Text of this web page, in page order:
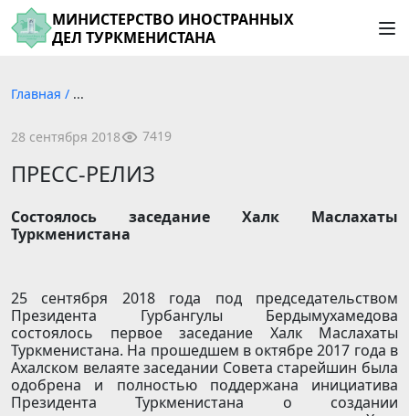
МИНИСТЕРСТВО ИНОСТРАННЫХ
ДЕЛ ТУРКМЕНИСТАНА
Главная / ...
28 сентября 2018 7419
ПРЕСС-РЕЛИЗ
Состоялось заседание Халк Маслахаты
Туркменистана
25 сентября 2018 года под председательством
Президента Гурбангулы Бердымухамедова
состоялось первое заседание Халк Маслахаты
Туркменистана. На прошедшем в октябре 2017 года в
Ахалском велаяте заседании Совета старейшин была
одобрена и полностью поддержана инициатива
Президента Туркменистана о создании